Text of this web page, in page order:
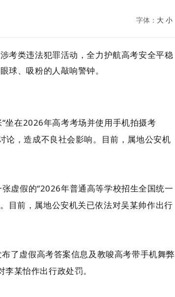
字体： 大 小
考类违法犯罪活动，全力护航高考安全平稳
球、吸粉的人敲响警钟。
坐在2026年高考考场并使用手机拍摄考
论，造成不良社会影响。目前，属地公安机
虚假的“2026年普通高等学校招生全国统一
目前，属地公安机关已依法对吴某帅作出行
了虚假高考答案信息及教唆高考带手机舞弊
某怡作出行政处罚。